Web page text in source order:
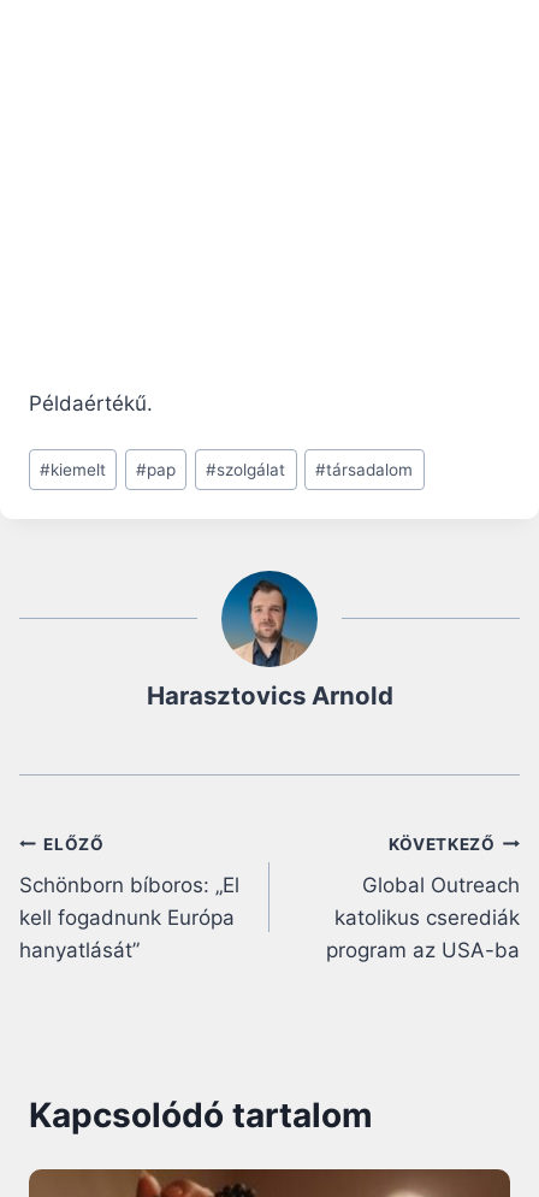
Példaértékű.
Post
Tags:
#kiemelt #pap #szolgálat #társadalom
Harasztovics Arnold
Bejegyzés
navigáció
ELŐZŐ
Schönborn bíboros: „El
kell fogadnunk Európa
hanyatlását”
KÖVETKEZŐ
Global Outreach
katolikus cserediák
program az USA-ba
Kapcsolódó tartalom